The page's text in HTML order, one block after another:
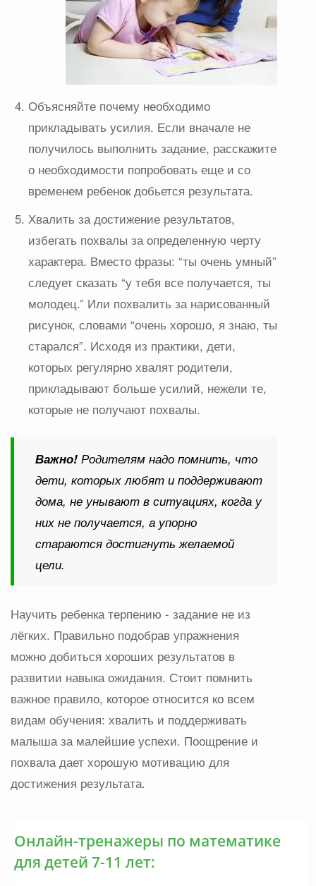
Объясняйте почему необходимо
прикладывать усилия. Если вначале не
получилось выполнить задание, расскажите
о необходимости попробовать еще и со
временем ребенок добьется результата.
Хвалить за достижение результатов,
избегать похвалы за определенную черту
характера. Вместо фразы: “ты очень умный”
следует сказать “у тебя все получается, ты
молодец.” Или похвалить за нарисованный
рисунок, словами “очень хорошо, я знаю, ты
старался”. Исходя из практики, дети,
которых регулярно хвалят родители,
прикладывают больше усилий, нежели те,
которые не получают похвалы.
Важно! Родителям надо помнить, что
дети, которых любят и поддерживают
дома, не унывают в ситуациях, когда у
них не получается, а упорно
стараются достигнуть желаемой
цели.
Научить ребенка терпению - задание не из
лёгких. Правильно подобрав упражнения
можно добиться хороших результатов в
развитии навыка ожидания. Стоит помнить
важное правило, которое относится ко всем
видам обучения: хвалить и поддерживать
малыша за малейшие успехи. Поощрение и
похвала дает хорошую мотивацию для
достижения результата.
Онлайн-тренажеры по математике
для детей 7-11 лет: